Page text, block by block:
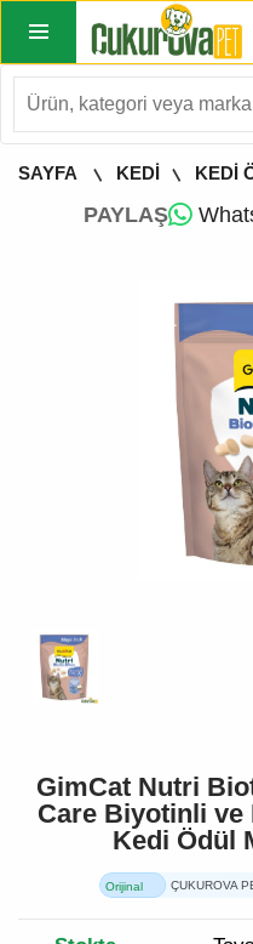
SAYFA KEDİ KEDİ
PAYLAŞ
GimCat Nutri
Care Biyotinli ve
Kedi Ödül
Orijinal
ÇUKUROVA